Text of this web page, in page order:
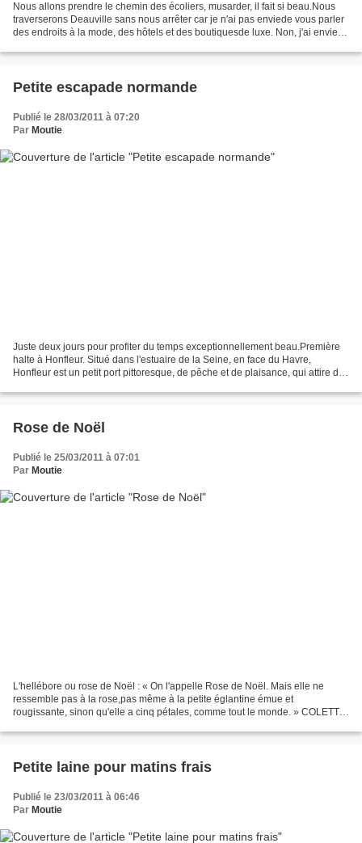
Nous allons prendre le chemin des écoliers, musarder, il fait si beau.Nous
traverserons Deauville sans nous arrêter car je n'ai pas enviede vous parler
des endroits à la mode, des hôtels et des boutiquesde luxe. Non, j'ai envie
Petite escapade normande
Publié le 28/03/2011 à 07:20
Par Moutie
Juste deux jours pour profiter du temps exceptionnellement beau.Première
halte à Honfleur. Situé dans l'estuaire de la Seine, en face du Havre,
Honfleur est un petit port pittoresque, de pêche et de plaisance, qui attire de
Rose de Noël
Publié le 25/03/2011 à 07:01
Par Moutie
L'hellébore ou rose de Noël : « On l'appelle Rose de Noël. Mais elle ne
ressemble pas à la rose,pas même à la petite églantine émue et
rougissante, sinon qu'elle a cinq pétales, comme tout le monde. » COLETTE
Petite laine pour matins frais
Publié le 23/03/2011 à 06:46
Par Moutie